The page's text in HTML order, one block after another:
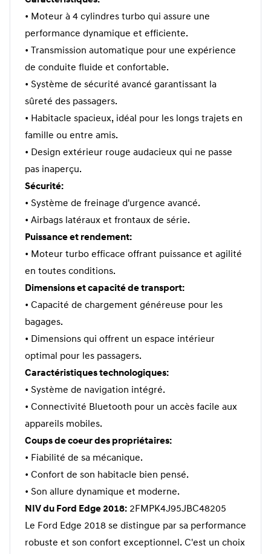
• Moteur à 4 cylindres turbo qui assure une
performance dynamique et efficiente.
• Transmission automatique pour une expérience
de conduite fluide et confortable.
• Système de sécurité avancé garantissant la
sûreté des passagers.
• Habitacle spacieux, idéal pour les longs trajets en
famille ou entre amis.
• Design extérieur rouge audacieux qui ne passe
pas inaperçu.
Sécurité:
• Système de freinage d'urgence avancé.
• Airbags latéraux et frontaux de série.
Puissance et rendement:
• Moteur turbo efficace offrant puissance et agilité
en toutes conditions.
Dimensions et capacité de transport:
• Capacité de chargement généreuse pour les
bagages.
• Dimensions qui offrent un espace intérieur
optimal pour les passagers.
Caractéristiques technologiques:
• Système de navigation intégré.
• Connectivité Bluetooth pour un accès facile aux
appareils mobiles.
Coups de coeur des propriétaires:
• Fiabilité de sa mécanique.
• Confort de son habitacle bien pensé.
• Son allure dynamique et moderne.
NIV du Ford Edge 2018: 2FMPK4J95JBC48205
Le Ford Edge 2018 se distingue par sa performance
robuste et son confort exceptionnel. C'est un choix